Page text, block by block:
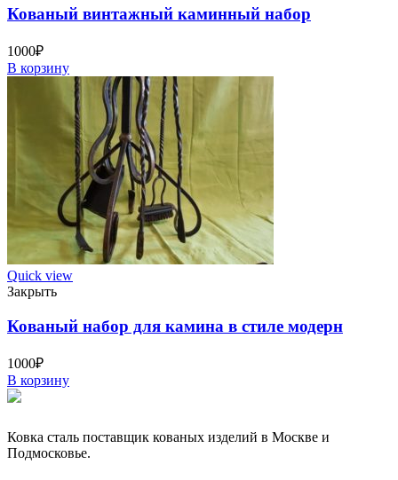
Кованый винтажный каминный набор
1000₽
В корзину
Quick view
Закрыть
Кованый набор для камина в стиле модерн
1000₽
В корзину
Ковка сталь поставщик кованых изделий в Москве и
Подмосковье.